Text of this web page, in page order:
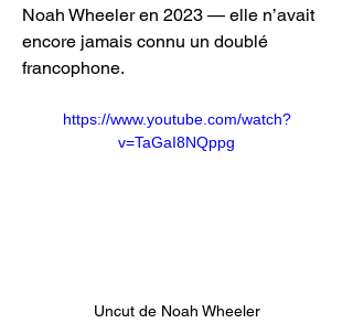
Noah Wheeler en 2023 — elle n’avait
encore jamais connu un doublé
francophone.
https://www.youtube.com/watch?
v=TaGaI8NQppg
Uncut de Noah Wheeler